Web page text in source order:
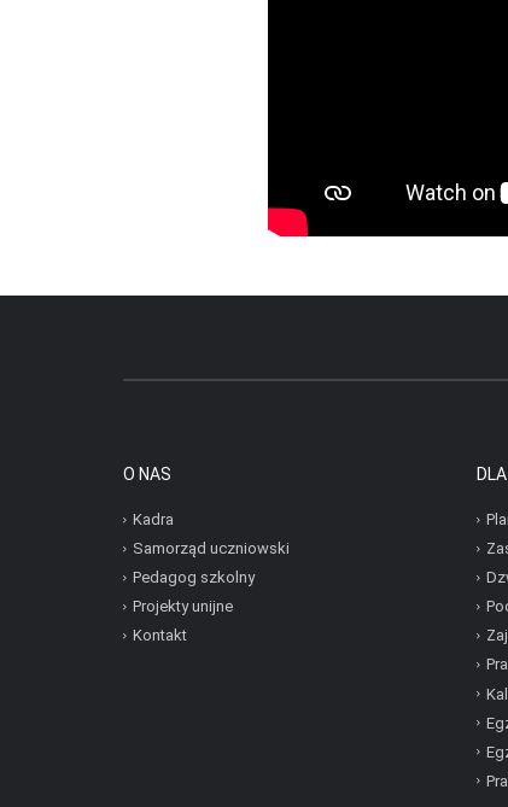
O NAS
Kadra
Samorząd uczniowski
Pedagog szkolny
Projekty unijne
Kontakt